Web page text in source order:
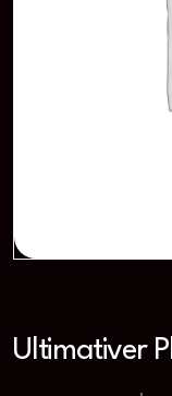
Ultimativer